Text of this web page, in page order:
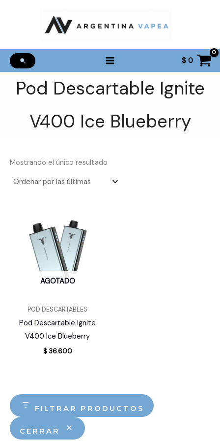
$0
Pod Descartable Ignite
V400 Ice Blueberry
FILTRAR PRODUCTOS
CERRAR
Mostrando el único resultado
AGOTADO
POD DESCARTABLES
Pod Descartable Ignite
V400 Ice Blueberry
$36.600